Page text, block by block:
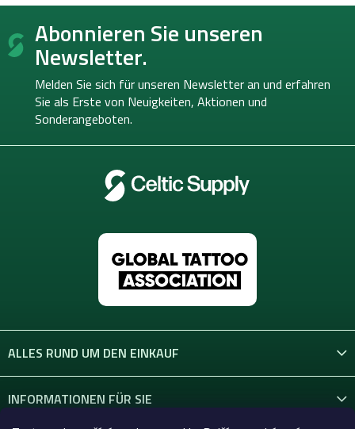
F
ß Abonnieren Sie unseren
Newsletter.
Melden Sie sich für unseren Newsletter an und erfahren
Sie als Erste von Neuigkeiten, Aktionen und
Sonderangeboten.
ALLES RUND UM DEN EINKAUF
INFORMATIONEN FÜR SIE